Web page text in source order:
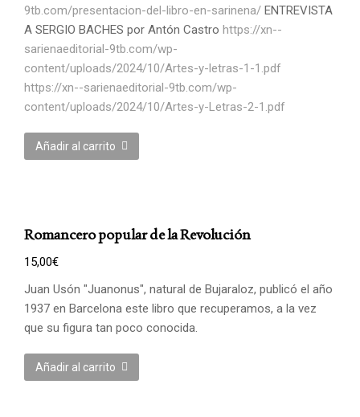
9tb.com/presentacion-del-libro-en-sarinena/ ENTREVISTA
A SERGIO BACHES por Antón Castro https://xn--
sarienaeditorial-9tb.com/wp-
content/uploads/2024/10/Artes-y-letras-1-1.pdf
https://xn--sarienaeditorial-9tb.com/wp-
content/uploads/2024/10/Artes-y-Letras-2-1.pdf
Añadir al carrito
Romancero popular de la Revolución
15,00€
Juan Usón "Juanonus", natural de Bujaraloz, publicó el año
1937 en Barcelona este libro que recuperamos, a la vez
que su figura tan poco conocida.
Añadir al carrito